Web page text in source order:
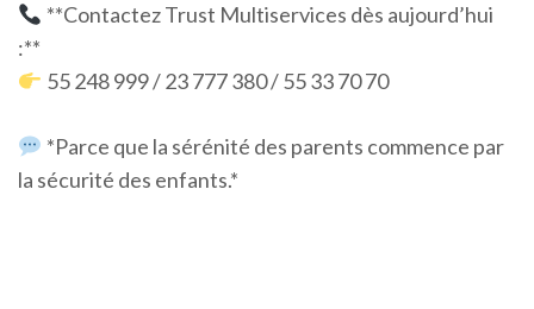
**Contactez Trust Multiservices dès aujourd’hui
:**
55 248 999 / 23 777 380 / 55 33 70 70
*Parce que la sérénité des parents commence par
la sécurité des enfants.*